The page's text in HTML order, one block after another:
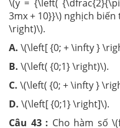
\(y = {\left(
3mx + 10}}\) nghịch
\right)\).
A. \(\left[ {0; + \infty }
B. \(\left( {0;1} \right)\).
C. \(\left( {0; + \infty }
D. \(\left[ {0;1} \right]\).
Câu 43 : Cho hàm số